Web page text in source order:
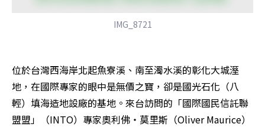
IMG_8721
位於台灣西海岸北起魚寮溪、南至濁水溪的彰化大城溼
地，在國際專家的眼中是無價之寶，卻是國光石化（八
輕）填海造地設廠的基地。來台訪問的「國際國民信託聯
盟盟」（INTO）專家奧利佛‧莫里斯（Oliver Maurice）